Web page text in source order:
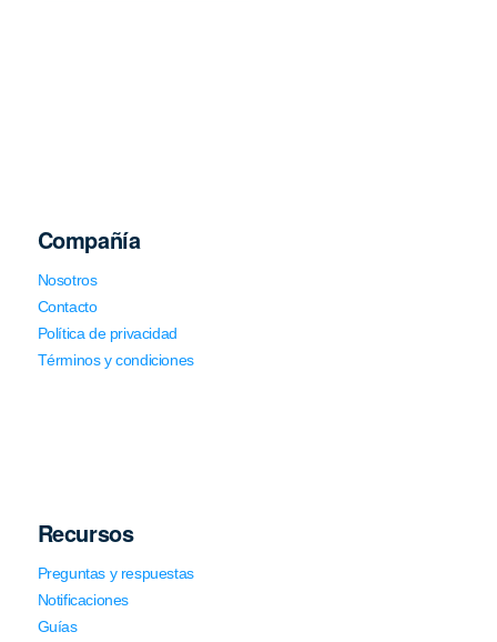
Compañía
Nosotros
Contacto
Política de privacidad
Términos y condiciones
Recursos
Preguntas y respuestas
Notificaciones
Guías